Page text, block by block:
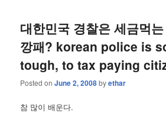
대한민국 경찰은 세금먹
깡패? korean police is
tough, to tax paying
Posted onJune 2, 2008byethar
참 많이 배운다.